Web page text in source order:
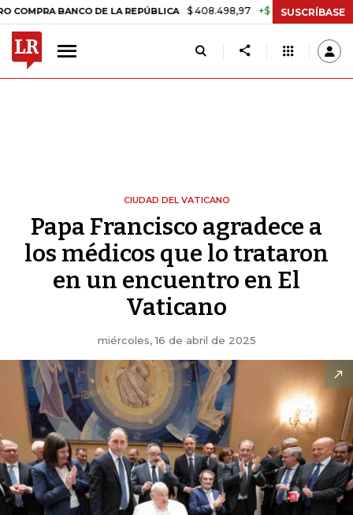
BANCO DE LA REPÚBLICA $ 408.498,97 +$ 8.753,81 +2,19% TASA
SUSCRÍBASE
CIUDAD DEL VATICANO
Papa Francisco agradece a
los médicos que lo trataron
en un encuentro en El
Vaticano
miércoles, 16 de abril de 2025